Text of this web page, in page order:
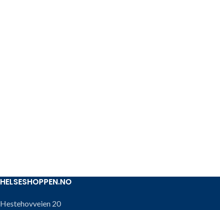
HELSESHOPPEN.NO
Hestehovveien 20